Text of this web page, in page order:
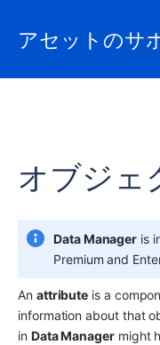
アセットのサ
オブジェ
Data Manager is
Premium and
An attribute is a
information about that
in Data Manager might